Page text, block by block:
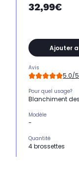
32,99€
Ajouter
Avis
5.0/5
Pour quel usage?
Blanchiment
Modèle
-
Quantité
4 brossettes